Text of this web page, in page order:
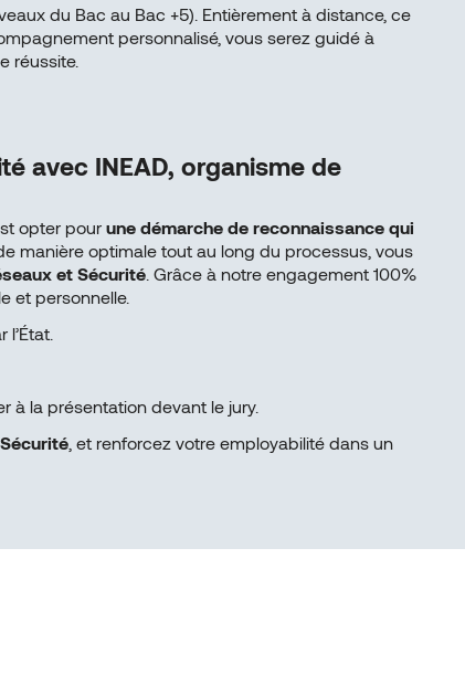
du Bac au Bac +5). Entièrement à distance, ce
personnalisé, vous serez guidé à
réussite.
avec INEAD, organisme de
opter pour une démarche de reconnaissance qui
manière optimale tout au long du processus, vous
et Sécurité . Grâce à notre engagement 100%
et personnelle.
à la présentation devant le jury.
, et renforcez votre employabilité dans un